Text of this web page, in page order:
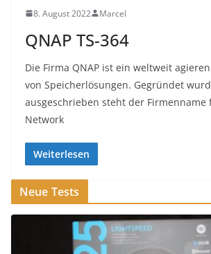
8. August 2022 Marcel
QNAP TS-364
Die Firma QNAP ist ein weltweit
von Speicherlösungen. Gegründet
ausgeschrieben steht der Firmenname
Network
Weiterlesen
Neue Tests